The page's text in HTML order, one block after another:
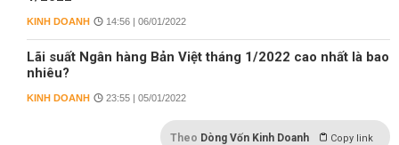
KINH DOANH 14:56 | 06/01/2022
Lãi suất Ngân hàng Bản Việt tháng 1/2022 cao nhất là bao
nhiêu?
KINH DOANH 23:55 | 05/01/2022
Theo Dòng Vốn Kinh Doanh Copy link